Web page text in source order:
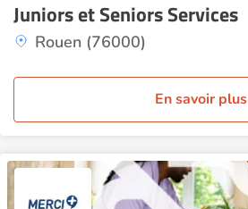
Juniors et Seniors Services
Rouen (76000)
En savoir plus